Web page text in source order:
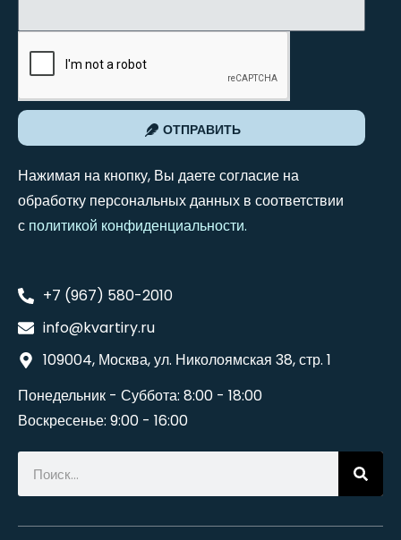
ОТПРАВИТЬ
Нажимая на кнопку, Вы даете согласие на
обработку персональных данных в соответствии
с политикой конфиденциальности.
+7 (967) 580-2010
info@kvartiry.ru
109004, Москва, ул. Николоямская 38, стр. 1
Понедельник - Суббота: 8:00 - 18:00
Воскресенье: 9:00 - 16:00